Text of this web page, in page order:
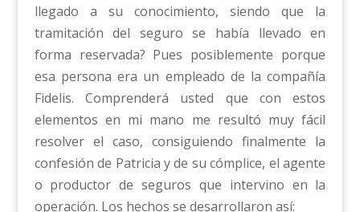
llegado a su conocimiento, siendo que la
tramitación del seguro se había llevado en
forma reservada? Pues posiblemente porque
esa persona era un empleado de la compañía
Fidelis. Comprenderá usted que con estos
elementos en mi mano me resultó muy fácil
resolver el caso, consiguiendo finalmente la
confesión de Patricia y de su cómplice, el agente
o productor de seguros que intervino en la
operación. Los hechos se desarrollaron así: